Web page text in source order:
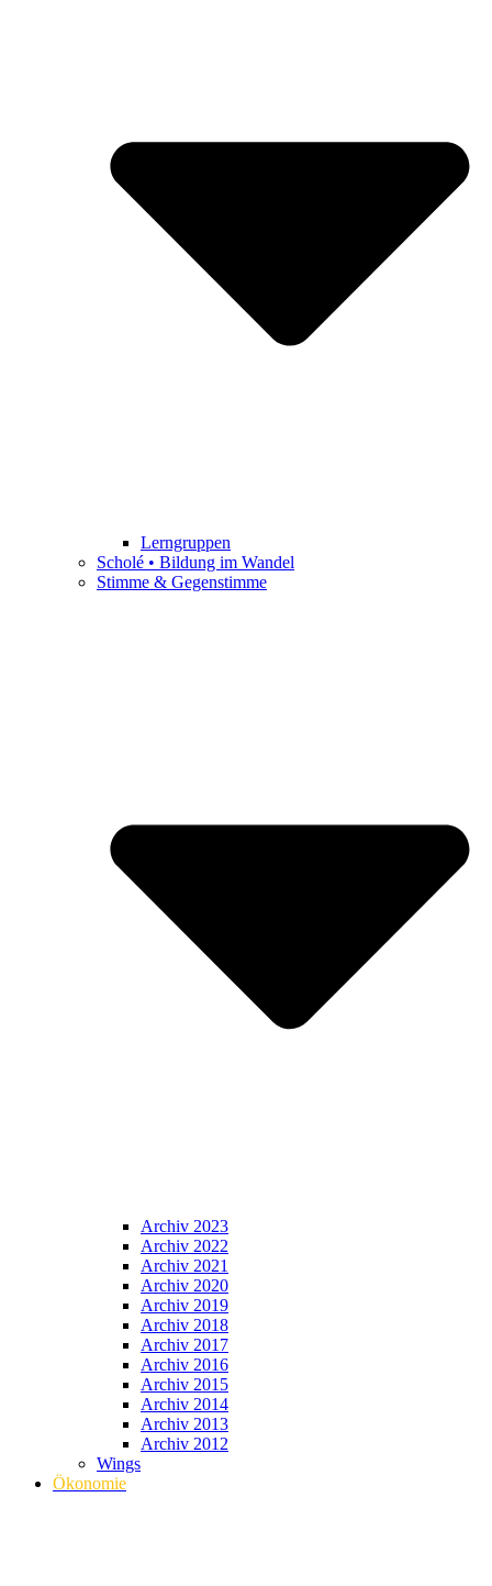
Lerngruppen
Scholé • Bildung im Wandel
Stimme & Gegenstimme
Archiv 2023
Archiv 2022
Archiv 2021
Archiv 2020
Archiv 2019
Archiv 2018
Archiv 2017
Archiv 2016
Archiv 2015
Archiv 2014
Archiv 2013
Archiv 2012
Wings
Ökonomie